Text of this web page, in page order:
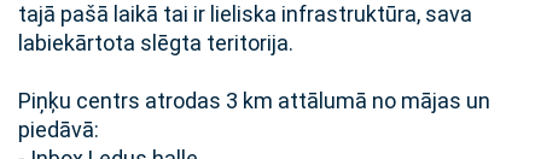
tajā pašā laikā tai ir lieliska infrastruktūra, sava
labiekārtota slēgta teritorija.
Piņķu centrs atrodas 3 km attālumā no mājas un
piedāvā: